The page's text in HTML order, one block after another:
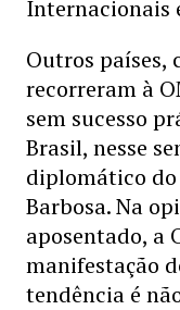
Internacionais
Outros países,
recorreram à
sem sucesso
Brasil, nesse
diplomático
Barbosa. Na
aposentado, a
manifestação
tendência é